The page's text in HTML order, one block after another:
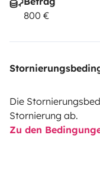
800 €
Die
Stornierung ab.
Zu den